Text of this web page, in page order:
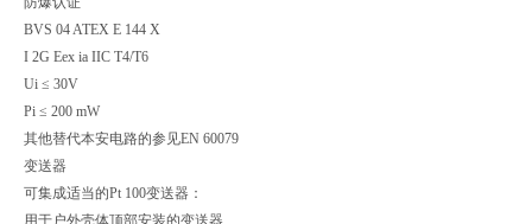
BVS 04 ATEX E 144 X
I 2G Eex ia IIC T4/T6
Ui ≤ 30V
Pi ≤ 200 mW
其他替代本安电路的参见EN 60079
变送器
可集成适当的Pt 100变送器：
用于户外壳体顶部安装的变送器